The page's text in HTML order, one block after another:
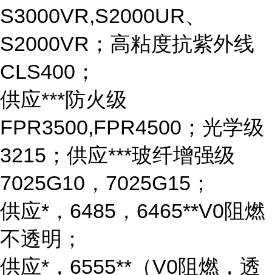
S3000VR,S2000UR、
S2000VR；高粘度抗紫外线
CLS400；
供应***防火级
FPR3500,FPR4500；光学级
3215；供应***玻纤增强级
7025G10，7025G15；
供应*，6485，6465**V0阻燃
不透明；
供应*，6555**（V0阻燃，透